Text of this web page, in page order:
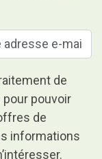
de
pouvoir
de
informations